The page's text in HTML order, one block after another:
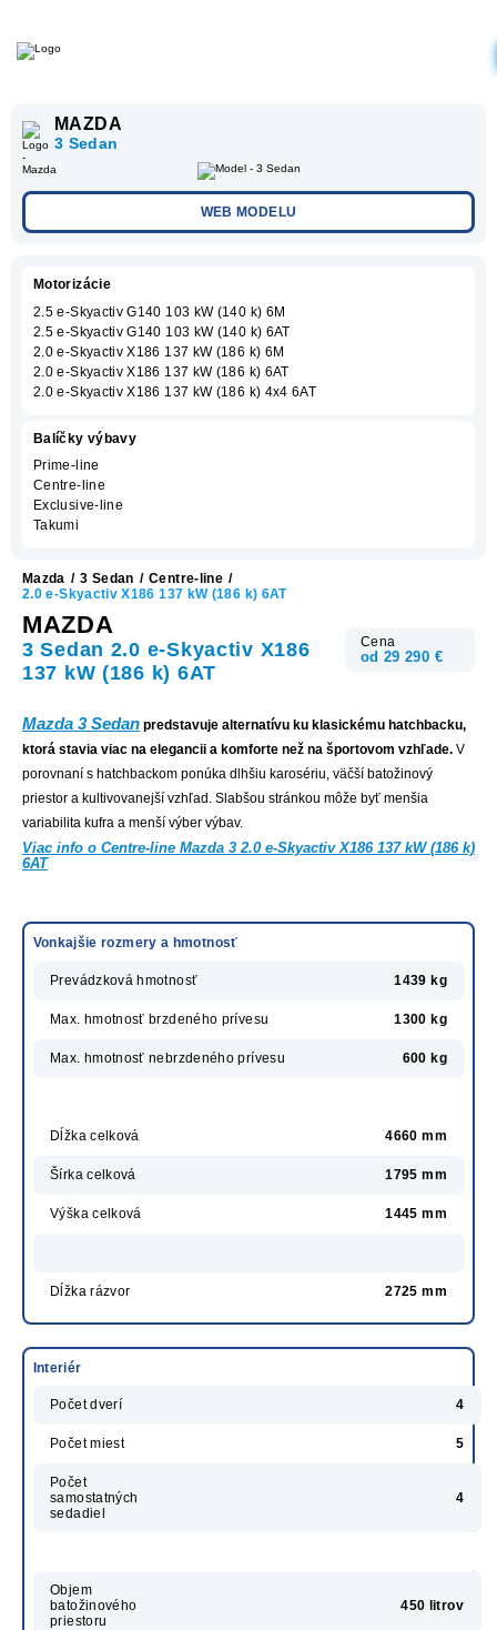
MAZDA
3 Sedan
WEB MODELU
Mazda / 3 Sedan / Centre-line /
2.0 e-Skyactiv X186 137 kW (186 k) 6AT
MAZDA
3 Sedan 2.0 e-Skyactiv X186
137 kW (186 k) 6AT
Cena
od 29 290 €
Mazda 3 Sedan predstavuje alternatívu ku klasickému hatchbacku,
ktorá stavia viac na elegancii a komforte než na športovom vzhľade. V
porovnaní s hatchbackom ponúka dlhšiu karosériu, väčší batožinový
priestor a kultivovanejší vzhľad. Slabšou stránkou môže byť menšia
variabilita kufra a menší výber výbav.
Viac info o Centre-line Mazda 3 2.0 e-Skyactiv X186 137 kW (186 k)
6AT
Vonkajšie rozmery a hmotnosť
Prevádzková hmotnosť 1439 kg
Max. hmotnosť brzdeného prívesu 1300 kg
Max. hmotnosť nebrzdeného prívesu 600 kg
Dĺžka celková 4660 mm
Šírka celková 1795 mm
Výška celková 1445 mm
Dĺžka rázvor 2725 mm
Interiér
Počet dverí 4
Počet miest 5
Počet
samostatných
sedadiel
4
Objem
batožinového
priestoru
450 litrov
Motorizácie
2.5 e-Skyactiv G140 103 kW (140 k) 6M
2.5 e-Skyactiv G140 103 kW (140 k) 6AT
2.0 e-Skyactiv X186 137 kW (186 k) 6M
2.0 e-Skyactiv X186 137 kW (186 k) 6AT
2.0 e-Skyactiv X186 137 kW (186 k) 4x4 6AT
Balíčky výbavy
Prime-line
Centre-line
Exclusive-line
Takumi